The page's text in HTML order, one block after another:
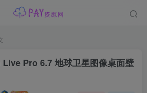
Pro 6.7 地球卫星图像桌面壁